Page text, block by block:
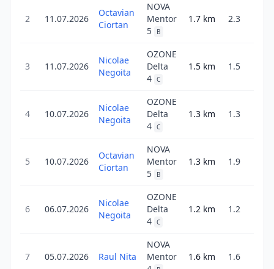
2 11.07.2026
Octavian
Ciortan
NOVA
Mentor
5
B
1.7 km 2.3
3 11.07.2026
Nicolae
Negoita
OZONE
Delta
4 C
1.5 km 1.5
4 10.07.2026
Nicolae
Negoita
OZONE
Delta
4 C
1.3 km 1.3
5 10.07.2026
Octavian
Ciortan
NOVA
Mentor
5
B
1.3 km 1.9
6 06.07.2026
Nicolae
Negoita
OZONE
Delta
4 C
1.2 km 1.2
7 05.07.2026 Raul Nita
NOVA
Mentor
1.6 km 1.6